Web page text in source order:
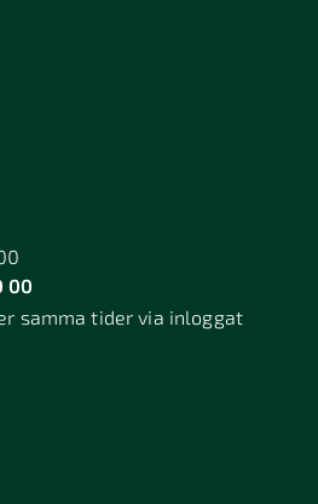
00
samma tider via inloggat